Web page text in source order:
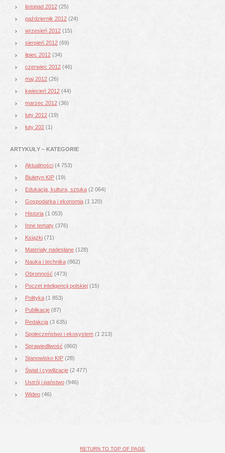
listopad 2012 (25)
październik 2012 (24)
wrzesień 2012 (15)
sierpień 2012 (69)
lipiec 2012 (34)
czerwiec 2012 (46)
maj 2012 (26)
kwiecień 2012 (44)
marzec 2012 (36)
luty 2012 (19)
luty 202 (1)
ARTYKUŁY – KATEGORIE
Aktualności (4 753)
Biuletyn KIP (19)
Edukacja, kultura, sztuka (2 064)
Gospodarka i ekonomia (1 120)
Historia (1 053)
Inne tematy (376)
Książki (71)
Materiały nadesłane (128)
Nauka i technika (862)
Obronność (473)
Poczet inteligencji polskiej (15)
Polityka (1 853)
Publikacje (87)
Redakcja (3 635)
Społeczeństwo i ekosystem (1 213)
Sprawiedliwość (860)
Stanowisko KIP (28)
Świat i cywilizacje (2 477)
Ustrój i państwo (946)
Wideo (46)
RETURN TO TOP OF PAGE